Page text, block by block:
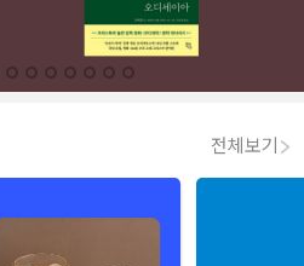
전체보기